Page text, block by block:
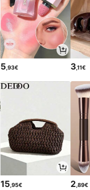
5,93€ 3,11€
15 ,95€ 2 ,89€